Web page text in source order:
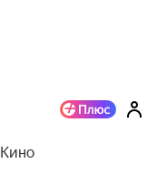
Кино